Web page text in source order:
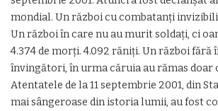
mondial. Un război cu combatanţi
Un război în care nu au murit soldaţi, ci
4.374 de morţi. 4.092 răniţi. Un război fără
învingători, în urma căruia au rămas doar
Atentatele de la 11 septembrie 2001, din
mai sângeroase din istoria lumii, au fost